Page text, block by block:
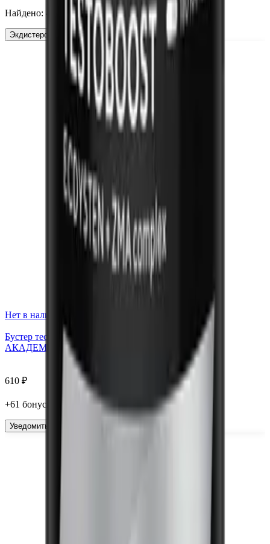
Найдено: 4
Экдистерон
Нет в наличии
Бустер тестостерона TestoBoost®, капсулы, 90 шт.
АКАДЕМИЯ-Т
610 ₽
+61 бонус
Уведомить